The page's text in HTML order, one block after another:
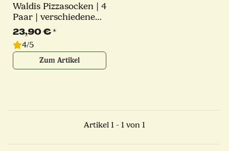
Waldis Pizzasocken | 4
Paar | verschiedene
Größen
23,90 €*
4/5
Zum Artikel
Artikel 1 - 1 von 1